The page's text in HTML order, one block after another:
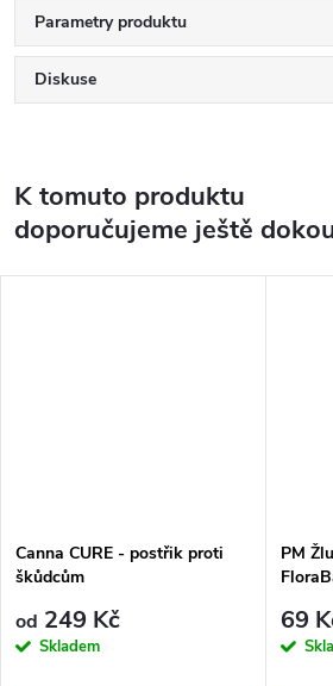
Parametry produktu
Diskuse
K tomuto produktu
doporučujeme ještě
Canna CURE - postřik proti
škůdcům
od 249 Kč
Skladem
PM
69